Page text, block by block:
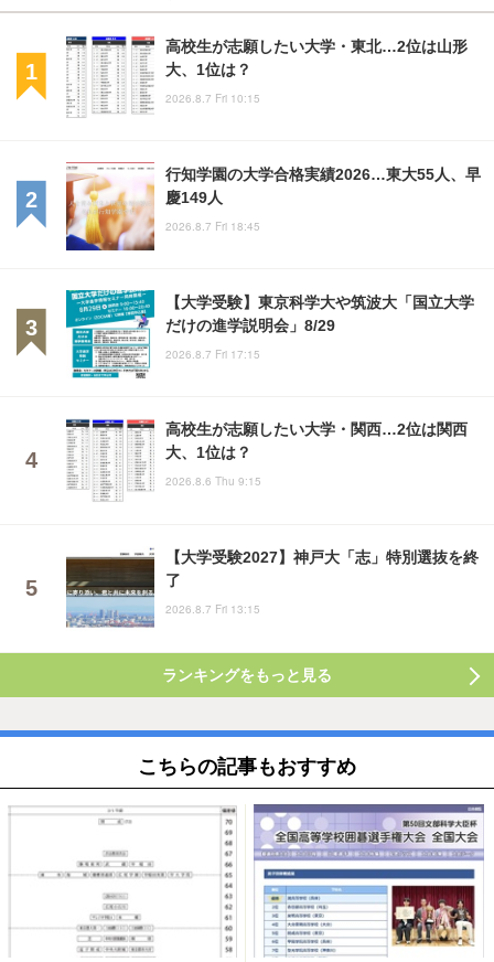
高校生が志願したい大学・東北…2位は山形
大、1位は？
2026.8.7 Fri 10:15
行知学園の大学合格実績2026…東大55人、早
慶149人
2026.8.7 Fri 18:45
【大学受験】東京科学大や筑波大「国立大学
だけの進学説明会」8/29
2026.8.7 Fri 17:15
高校生が志願したい大学・関西…2位は関西
大、1位は？
2026.8.6 Thu 9:15
【大学受験2027】神戸大「志」特別選抜を終
了
2026.8.7 Fri 13:15
ランキングをもっと見る
こちらの記事もおすすめ